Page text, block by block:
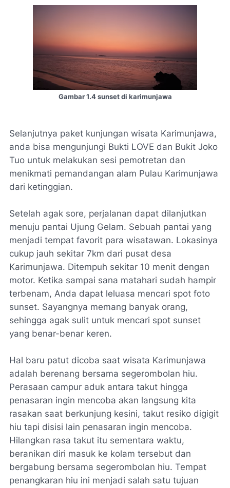
Gambar 1.4 sunset di karimunjawa
Selanjutnya paket kunjungan wisata Karimunjawa,
anda bisa mengunjungi Bukti LOVE dan Bukit Joko
Tuo untuk melakukan sesi pemotretan dan
menikmati pemandangan alam Pulau Karimunjawa
dari ketinggian.
Setelah agak sore, perjalanan dapat dilanjutkan
menuju pantai Ujung Gelam. Sebuah pantai yang
menjadi tempat favorit para wisatawan. Lokasinya
cukup jauh sekitar 7km dari pusat desa
Karimunjawa. Ditempuh sekitar 10 menit dengan
motor. Ketika sampai sana matahari sudah hampir
terbenam, Anda dapat leluasa mencari spot foto
sunset. Sayangnya memang banyak orang,
sehingga agak sulit untuk mencari spot sunset
yang benar-benar keren.
Hal baru patut dicoba saat wisata Karimunjawa
adalah berenang bersama segerombolan hiu.
Perasaan campur aduk antara takut hingga
penasaran ingin mencoba akan langsung kita
rasakan saat berkunjung kesini, takut resiko digigit
hiu tapi disisi lain penasaran ingin mencoba.
Hilangkan rasa takut itu sementara waktu,
beranikan diri masuk ke kolam tersebut dan
bergabung bersama segerombolan hiu. Tempat
penangkaran hiu ini menjadi salah satu tujuan